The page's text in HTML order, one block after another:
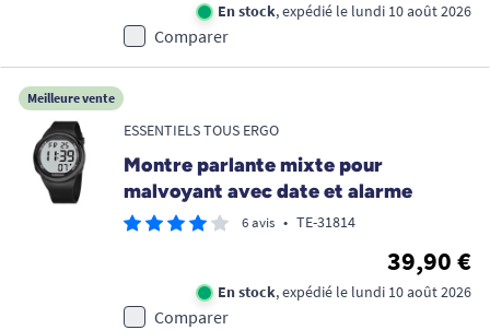
En stock, expédié le lundi 10 août 2026
Comparer
Meilleure vente
ESSENTIELS TOUS ERGO
Montre parlante mixte pour
malvoyant avec date et alarme
6 avis • TE-31814
39,90 €
En stock, expédié le lundi 10 août 2026
Comparer